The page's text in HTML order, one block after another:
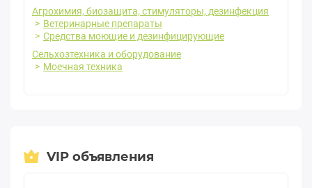
Агрохимия, биозащита, стимуляторы, дезинфекция
Ветеринарные препараты
Средства моющие и дезинфицирующие
Сельхозтехника и оборудование
Моечная техника
VIP объявления